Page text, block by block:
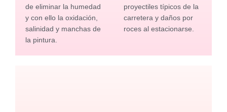
de eliminar la humedad
y con ello la oxidación,
salinidad y manchas de
la pintura.
proyectiles típicos de la
carretera y daños por
roces al estacionarse.